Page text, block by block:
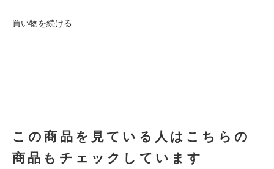
買い物を続ける
この商品を見ている人はこちらの
商品もチェックしています